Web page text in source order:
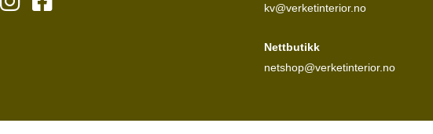
kv@verketinterior.no
Nettbutikk
netshop@verketinterior.no